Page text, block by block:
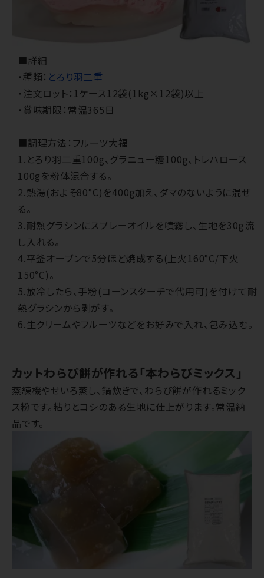
■詳細
・種類： とろり羽二重
・注文ロット：1ケース12袋(1kg×12袋)以上
・賞味期限：常温365日
■調理方法：フルーツ大福
1.とろり羽二重100g、グラニュー糖100g、トレハロース
100gを粉体混合する。
2.熱湯(およそ80°C)を400g加え、ダマのないように混ぜ
る。
3.耐熱グラシンにスプレーオイルを噴霧し、生地を30g流
し入れる。
4.平釜オーブンで5分ほど焼成する(上火160°C/下火
150°C)。
5.放冷したら、手粉(コーンスターチで代用可)を付けて耐
熱グラシンから剥がす。
6.生クリームやフルーツなどをお好みで入れ、包み込む。
カットわらび餅が作れる「本わらびミックス」
蒸練機やせいろ蒸し、鍋炊きで、わらび餅が作れるミック
ス粉です。粘りとコシのある生地に仕上がります。常温納
品です。